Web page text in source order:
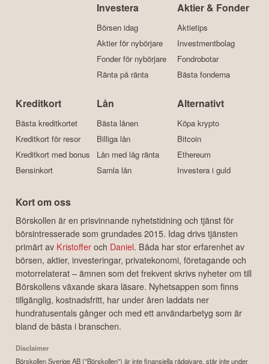
Investera
Börsen idag
Aktier för nybörjare
Fonder för nybörjare
Ränta på ränta
Aktier & Fonder
Aktietips
Investmentbolag
Fondrobotar
Bästa fonderna
Kreditkort
Bästa kreditkortet
Kreditkort för resor
Kreditkort med bonus
Bensinkort
Lån
Bästa lånen
Billiga lån
Lån med låg ränta
Samla lån
Alternativt
Köpa krypto
Bitcoin
Ethereum
Investera i guld
Kort om oss
Börskollen är en prisvinnande nyhetstidning och tjänst för
börsintresserade som grundades 2015. Idag drivs tjänsten
primärt av Kristofferoch Daniel. Båda har stor erfarenhet av
börsen, aktier, investeringar, privatekonomi, företagande och
motorrelaterat – ämnen som det frekvent skrivs nyheter om till
Börskollens växande skara läsare. Nyhetsappen som finns
tillgänglig, kostnadsfritt, har under åren laddats ner
hundratusentals gånger och med ett användarbetyg som är
bland de bästa i branschen.
Disclaimer
Börskollen Sverige AB ("Börskollen") är inte finansiella rådgivare, står inte under